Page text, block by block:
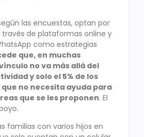
las encuestas, optan por
de plataformas online y
como estrategias
que, en muchas
no va más allá del
y solo el 5% de los
no necesita ayuda para
que se les proponen. El
familias con varios hijos en